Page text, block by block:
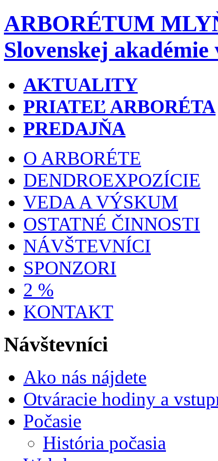
ARBORÉTUM
Slovenskej akadémie
AKTUALITY
PRIATEĽ ARBORÉTA
PREDAJŇA
O ARBORÉTE
DENDROEXPOZÍCIE
VEDA A VÝSKUM
OSTATNÉ ČINNOSTI
NÁVŠTEVNÍCI
SPONZORI
2 %
KONTAKT
Návštevníci
Ako nás nájdete
Otváracie hodiny a
Počasie
História počasia